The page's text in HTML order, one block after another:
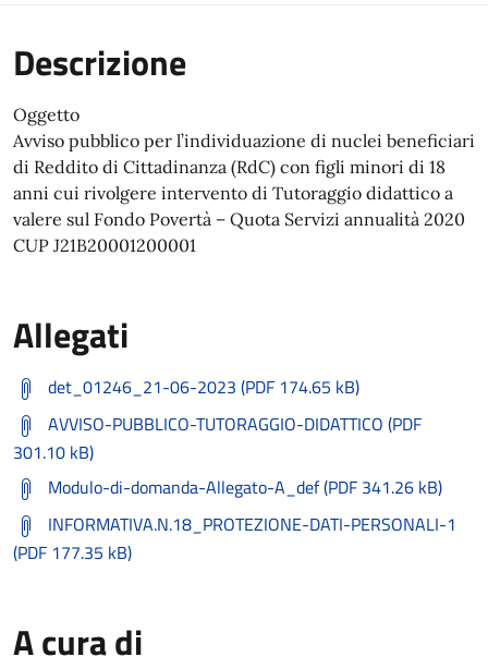
Descrizione
Oggetto
Avviso pubblico per l’individuazione di nuclei beneficiari
di Reddito di Cittadinanza (RdC) con figli minori di 18
anni cui rivolgere intervento di Tutoraggio didattico a
valere sul Fondo Povertà – Quota Servizi annualità 2020
CUP J21B20001200001
Allegati
det_01246_21-06-2023 (PDF 174.65 kB)
AVVISO-PUBBLICO-TUTORAGGIO-DIDATTICO (PDF
301.10 kB)
Modulo-di-domanda-Allegato-A_def (PDF 341.26 kB)
INFORMATIVA.N.18_PROTEZIONE-DATI-PERSONALI-1
(PDF 177.35 kB)
A cura di